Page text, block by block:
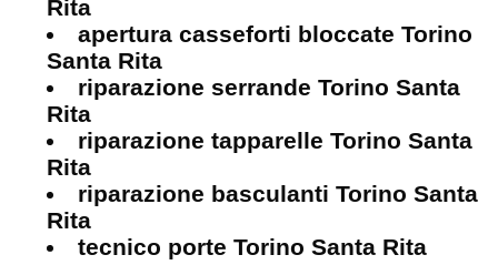
Rita
apertura casseforti bloccate Torino
Santa Rita
riparazione serrande Torino Santa
Rita
riparazione tapparelle Torino Santa
Rita
riparazione basculanti Torino Santa
Rita
tecnico porte Torino Santa Rita